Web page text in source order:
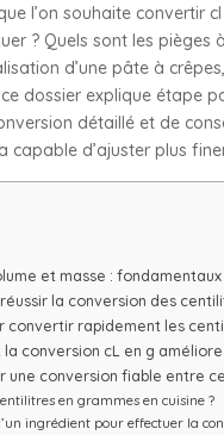
l’on souhaite convertir
? Quels sont les
d’une pâte à
dossier explique étape
détaillé et de
capable d’ajuster plus
et masse :
la conversion des
convertir rapidement les
la conversion cL en g
une conversion fiable entre
en grammes en cuisine ?
ingrédient pour effectuer la